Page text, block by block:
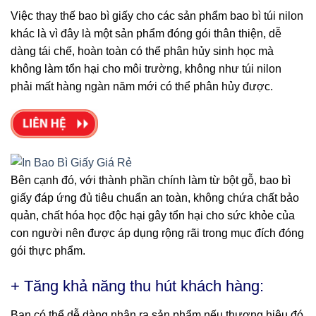
Việc thay thế bao bì giấy cho các sản phẩm bao bì túi nilon
khác là vì đây là một sản phẩm đóng gói thân thiện, dễ
dàng tái chế, hoàn toàn có thể phân hủy sinh học mà
không làm tổn hại cho môi trường, không như túi nilon
phải mất hàng ngàn năm mới có thể phân hủy được.
Bên cạnh đó, với thành phần chính làm từ bột gỗ, bao bì
giấy đáp ứng đủ tiêu chuẩn an toàn, không chứa chất bảo
quản, chất hóa học độc hại gây tổn hại cho sức khỏe của
con người nên được áp dụng rộng rãi trong mục đích đóng
gói thực phẩm.
+ Tăng khả năng thu hút khách hàng: